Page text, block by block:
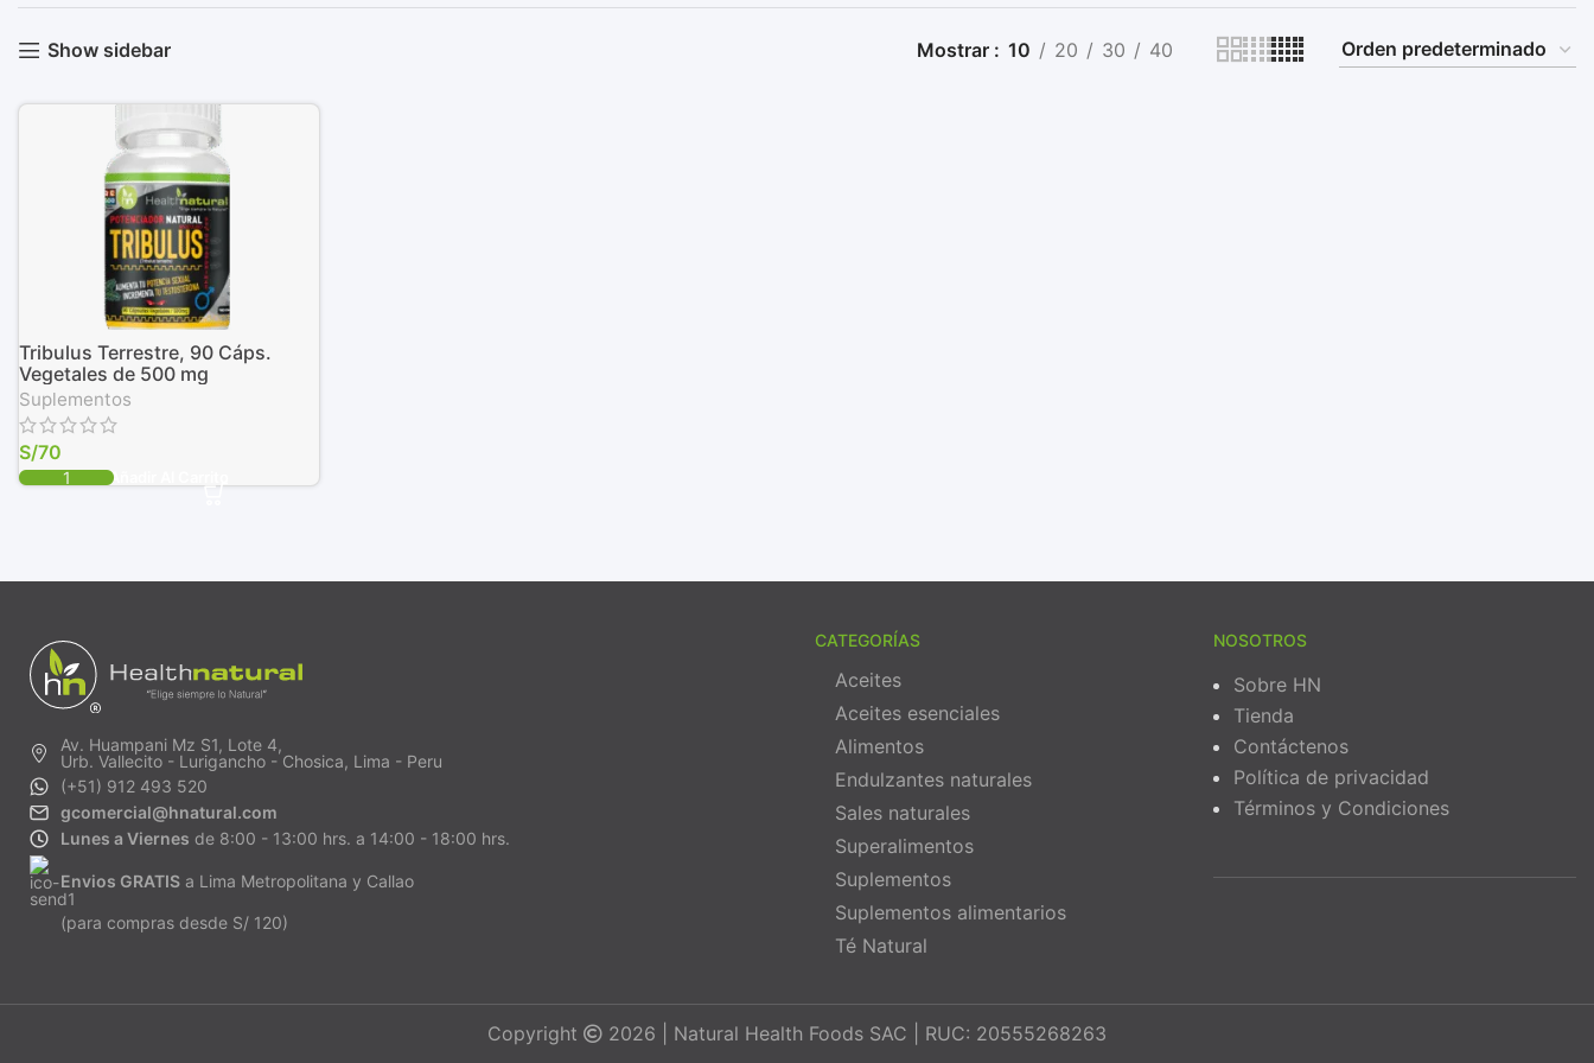
Show sidebar Mostrar 10 20 30 40
Tribulus Terrestre, 90 Cáps.
Vegetales de 500 mg
Suplementos
S/70
Añadir Al Carrito
Av. Huampani Mz S1, Lote 4,
Urb. Vallecito - Lurigancho - Chosica, Lima - Peru
(+51) 912 493 520
gcomercial@hnatural.com
Lunes a Viernes de 8:00 - 13:00 hrs. a 14:00 - 18:00 hrs.
Envios GRATIS a Lima Metropolitana y Callao
(para compras desde S/ 120)
CATEGORÍAS
Aceites
Aceites esenciales
Alimentos
Endulzantes naturales
Sales naturales
Superalimentos
Suplementos
Suplementos alimentarios
Té Natural
NOSOTROS
Sobre HN
Tienda
Contáctenos
Política de privacidad
Términos y Condiciones
Copyright 2026 | Natural Health Foods SAC | RUC: 20555268263